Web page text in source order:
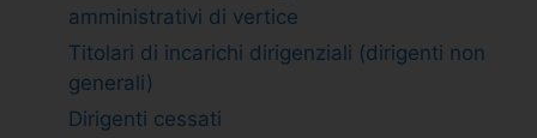
amministrativi di vertice
Titolari di incarichi dirigenziali (dirigenti non
generali)
Dirigenti cessati